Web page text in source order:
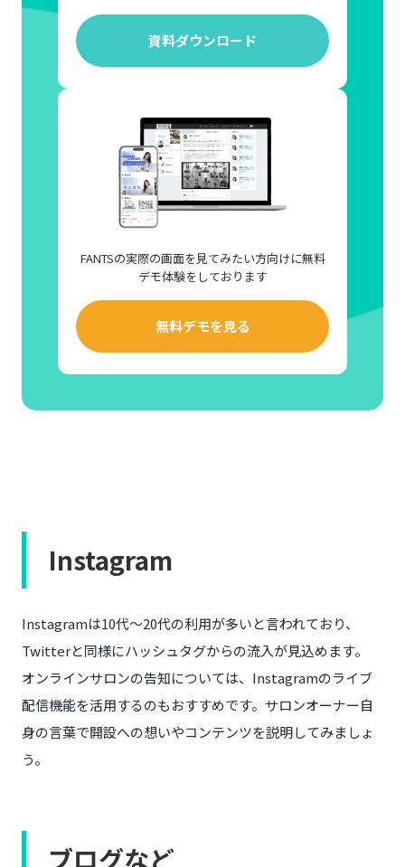
資料ダウンロード
FANTSの実際の画面を見てみたい方向けに無料
デモ体験をしております
無料デモを見る
Instagram
Instagramは10代〜20代の利用が多いと言われており、
Twitterと同様にハッシュタグからの流入が見込めます。
オンラインサロンの告知については、Instagramのライブ
配信機能を活用するのもおすすめです。サロンオーナー自
身の言葉で開設への想いやコンテンツを説明してみましょ
う。
ブログなど